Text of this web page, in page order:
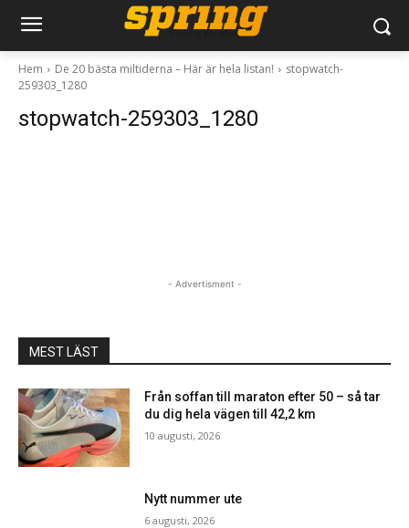
Hem De 20 bästa miltiderna – Här är hela listan!
stopwatch-
259303_1280
stopwatch-259303_1280
- Advertisment -
MEST LÄST
Från soffan till maraton efter 50 – så tar
du dig hela vägen till 42,2 km
10 augusti, 2026
Nytt nummer ute
6 augusti, 2026